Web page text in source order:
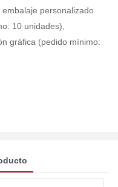
personalizado
10 unidades),
gráfica (pedido mínimo: